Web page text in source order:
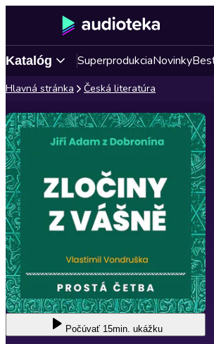
Katalóg SuperprodukciaNovinky
Hlavná stránka Česká literatúra
Počúvať 15min. ukážku